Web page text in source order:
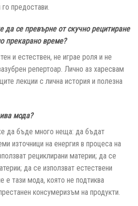
предостави.
се превърне от скучно рецитиране
прекарано време?
и естествен, не играе роля и не
репертоар. Лично аз харесвам
лекции с лична история и полезна
мода?
да бъде много неща: да бъдат
източници на енергия в процеса на
рециклирани материи; да се
да се използват естествени
е тази мода, която не подтиква
консумеризъм на продукти.